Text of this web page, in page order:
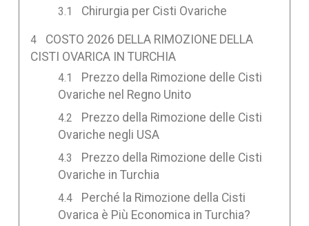
Chirurgia per Cisti Ovariche
COSTO 2026 DELLA RIMOZIONE DELLA
CISTI OVARICA IN TURCHIA
Prezzo della Rimozione delle Cisti
Ovariche nel Regno Unito
Prezzo della Rimozione delle Cisti
Ovariche negli USA
Prezzo della Rimozione delle Cisti
Ovariche in Turchia
Perché la Rimozione della Cisti
Ovarica è Più Economica in Turchia?